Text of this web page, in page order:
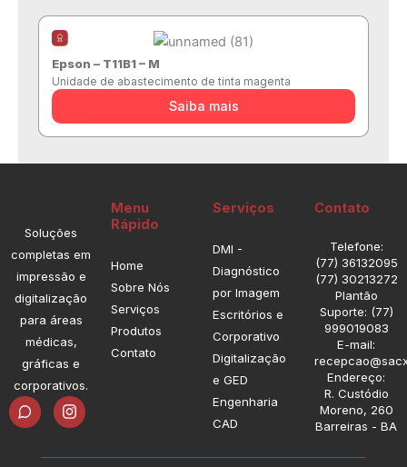
Epson – T11B1 – M
Unidade de abastecimento de tinta magenta
Saiba mais
Soluções
completas em
impressão e
digitalização
para áreas
médicas,
gráficas e
corporativos.
I
n
s
Menu
Rápido
Home
Sobre Nós
Serviços
Produtos
Contato
Serviços
DMI -
Diagnóstico
por Imagem
Escritórios e
Corporativo
Digitalização
e GED
Engenharia
CAD
Contato
Telefone:
(77) 36132095
(77) 30213272
Plantão
Suporte: (77)
999019083
E-mail:
Endereço:
R. Custódio
Moreno, 260
Barreiras - BA